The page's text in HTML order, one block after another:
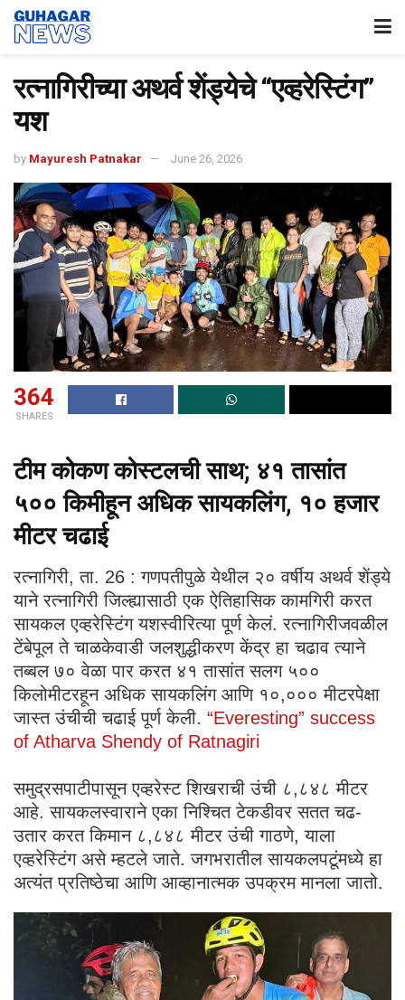
रत्नागिरीच्या अथर्व शेंड्येचे “एव्हरेस्टिंग”
यश
by Mayuresh Patnakar June 26, 2026
364
SHARES
टीम कोकण कोस्टलची साथ; ४१ तासांत
५०० किमीहून अधिक सायकलिंग, १० हजार
मीटर चढाई
रत्नागिरी, ता. 26 : गणपतीपुळे येथील २० वर्षीय अथर्व शेंड्ये
याने रत्नागिरी जिल्ह्यासाठी एक ऐतिहासिक कामगिरी करत
सायकल एव्हरेस्टिंग यशस्वीरित्या पूर्ण केलं. रत्नागिरीजवळील
टेंबेपूल ते चाळकेवाडी जलशुद्धीकरण केंद्र हा चढाव त्याने
तब्बल ७० वेळा पार करत ४१ तासांत सलग ५००
किलोमीटरहून अधिक सायकलिंग आणि १०,००० मीटरपेक्षा
जास्त उंचीची चढाई पूर्ण केली. “Everesting” success
of Atharva Shendy of Ratnagiri
समुद्रसपाटीपासून एव्हरेस्ट शिखराची उंची ८,८४८ मीटर
आहे. सायकलस्वाराने एका निश्चित टेकडीवर सतत चढ-
उतार करत किमान ८,८४८ मीटर उंची गाठणे, याला
एव्हरेस्टिंग असे म्हटले जाते. जगभरातील सायकलपटूंमध्ये हा
अत्यंत प्रतिष्ठेचा आणि आव्हानात्मक उपक्रम मानला जातो.